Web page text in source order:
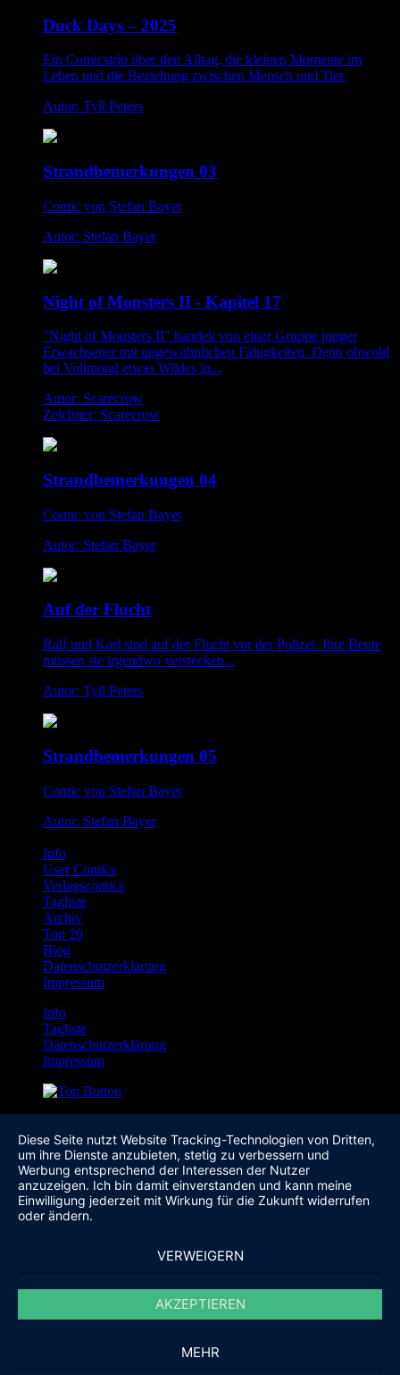
Duck Days – 2025
Ein Comicstrip über den Alltag, die kleinen Momente im
Leben und die Beziehung zwischen Mensch und Tier.
Autor: Tyll Peters
Strandbemerkungen 03
Comic von Stefan Bayer
Autor: Stefan Bayer
Night of Monsters II - Kapitel 17
"Night of Monsters II" handelt von einer Gruppe junger
Erwachsener mit ungewöhnlichen Fähigkeiten. Denn obwohl
bei Vollmond etwas Wildes in...
Autor: Scarecrow
Zeichner: Scarecrow
Strandbemerkungen 04
Comic von Stefan Bayer
Autor: Stefan Bayer
Auf der Flucht
Ralf und Karl sind auf der Flucht vor der Polizei. Ihre Beute
müssen sie irgendwo verstecken...
Autor: Tyll Peters
Strandbemerkungen 05
Comic von Stefan Bayer
Autor: Stefan Bayer
Info
User Comics
Verlagscomics
Tagliste
Archiv
Top 20
Blog
Datenschutzerklärung
Impressum
Info
Tagliste
Datenschutzerklärung
Impressum
Diese Seite nutzt Website Tracking-Technologien von Dritten,
um ihre Dienste anzubieten, stetig zu verbessern und
Werbung entsprechend der Interessen der Nutzer
anzuzeigen. Ich bin damit einverstanden und kann meine
Einwilligung jederzeit mit Wirkung für die Zukunft widerrufen
oder ändern.
VERWEIGERN
AKZEPTIEREN
MEHR